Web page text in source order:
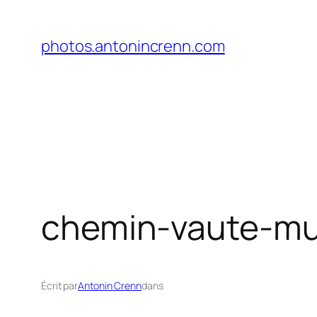
contenu
photos.antonincrenn.com
chemin-vaute-
Écrit parAntonin Crenndans